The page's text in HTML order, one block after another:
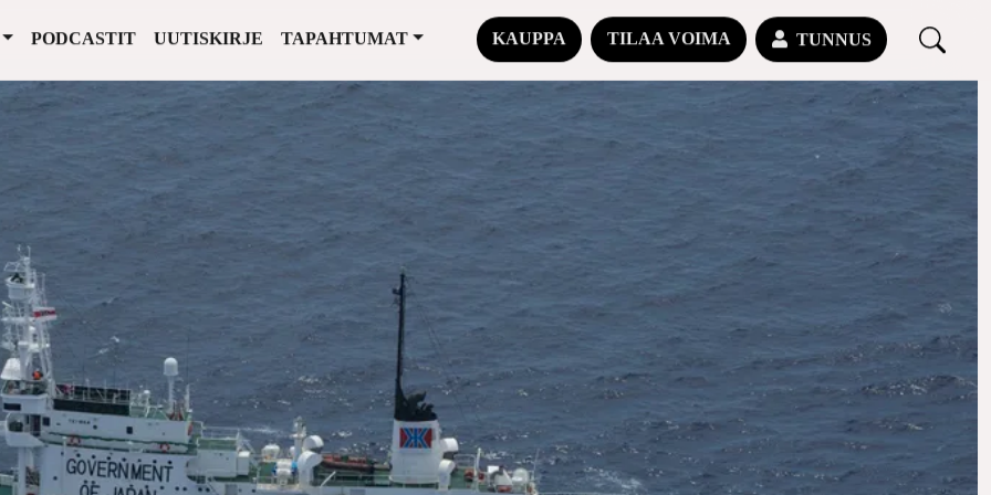
PODCASTIT UUTISKIRJE TAPAHTUMAT KAUPPA TILAA VOIMA TUNNUS